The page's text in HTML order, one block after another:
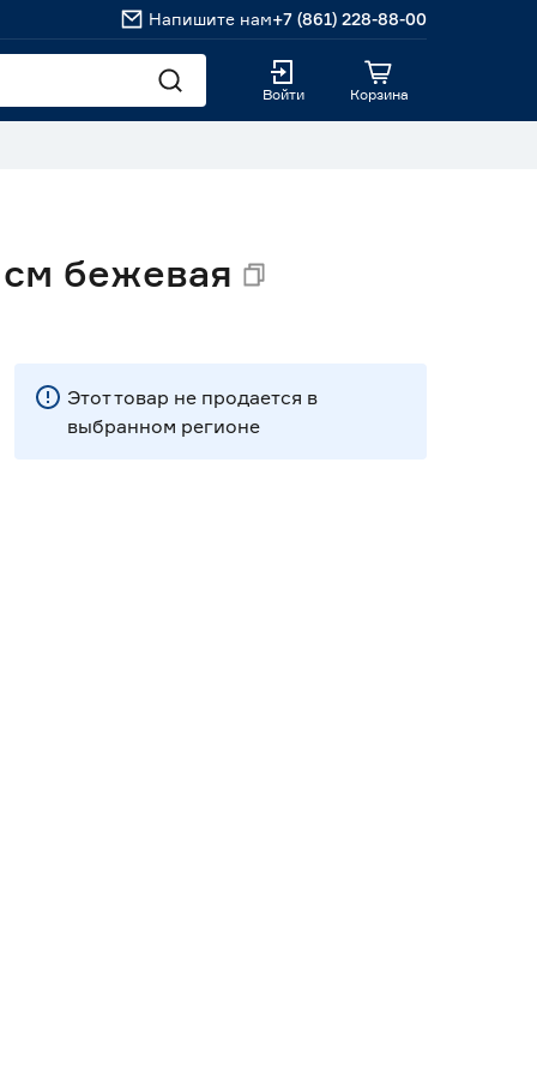
Напишите нам+7 (861) 228-88-00
Войти Корзина
бежевая
Этот товар не продается в
выбранном регионе